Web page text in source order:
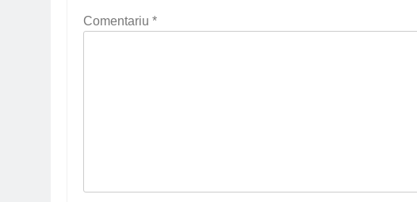
Comentariu *